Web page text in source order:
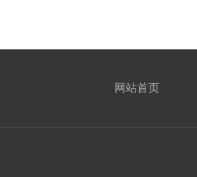
网站首页